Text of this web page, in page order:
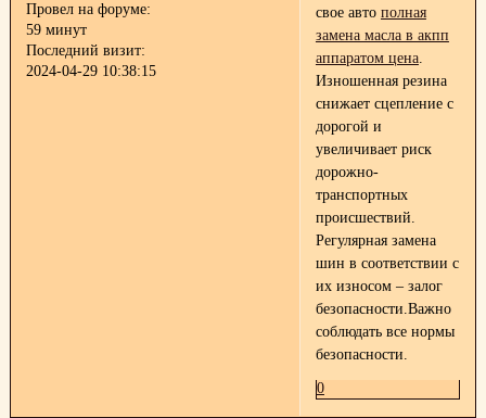
Провел на форуме:
59 минут
Последний визит:
2024-04-29 10:38:15
свое авто полная
замена масла в акпп
аппаратом цена.
Изношенная резина
снижает сцепление с
дорогой и
увеличивает риск
дорожно-
транспортных
происшествий.
Регулярная замена
шин в соответствии с
их износом – залог
безопасности.Важно
соблюдать все нормы
безопасности.
0